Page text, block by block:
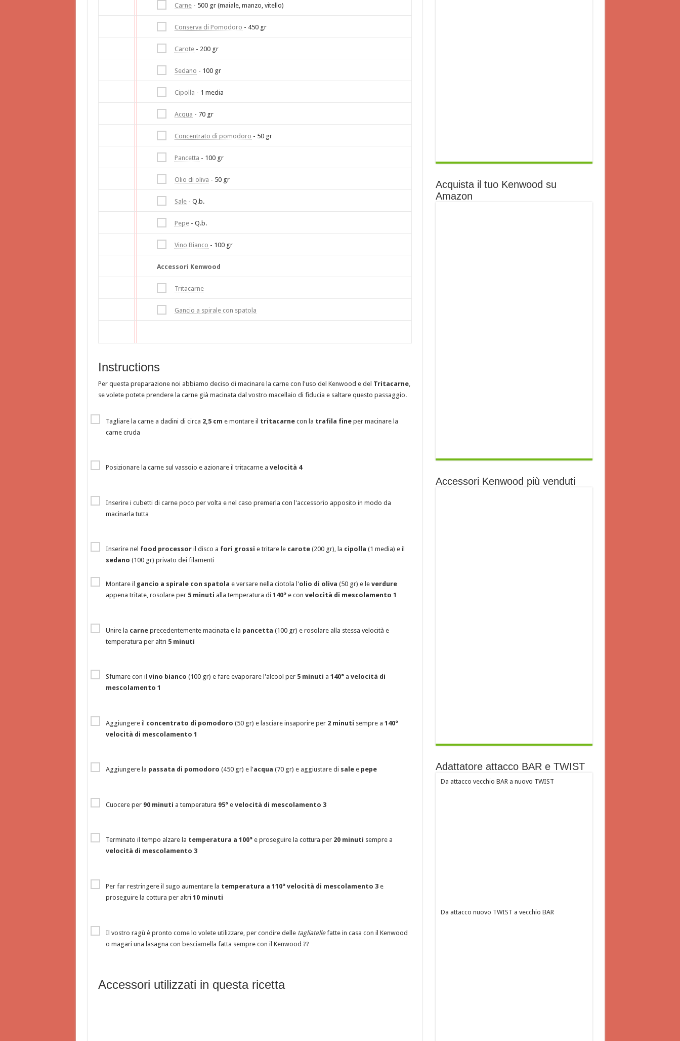
Carne- 500 gr (maiale, manzo, vitello)
Conserva di Pomodoro - 450 gr
Carote- 200 gr
Sedano - 100 gr
Cipolla - 1 media
Acqua - 70 gr
Concentrato di pomodoro - 50 gr
Pancetta - 100 gr
Olio di oliva - 50 gr
Sale- Q.b.
Pepe- Q.b.
Vino Bianco - 100 gr
Accessori Kenwood
Tritacarne
Gancio a spirale con spatola
Instructions
Per questa preparazione noi abbiamo deciso di macinare la carne con l'uso del Kenwood e del Tritacarne,
se volete potete prendere la carne già macinata dal vostro macellaio di fiducia e saltare questo passaggio.
Tagliare la carne a dadini di circa 2,5 cm e montare il tritacarnecon la trafila fineper macinare la
carne cruda
Posizionare la carne sul vassoio e azionare il tritacarne a velocità 4
Inserire i cubetti di carne poco per volta e nel caso premerla con l'accessorio apposito in modo da
macinarla tutta
Inserire nel food processoril disco a fori grossi e tritare le carote(200 gr), la cipolla (1 media) e il
sedano (100 gr) privato dei filamenti
Montare il gancio a spirale con spatola e versare nella ciotola l'olio di oliva (50 gr) e le verdure
appena tritate, rosolare per 5 minuti alla temperatura di 140°e con velocità di mescolamento 1
Unire la carneprecedentemente macinata e la pancetta (100 gr) e rosolare alla stessa velocità e
temperatura per altri 5 minuti
Sfumare con il vino bianco (100 gr) e fare evaporare l'alcool per 5 minuti a 140°a velocità di
mescolamento 1
Aggiungere il concentrato di pomodoro (50 gr) e lasciare insaporire per 2 minuti sempre a 140°
velocità di mescolamento 1
Aggiungere la passata di pomodoro (450 gr) e l'acqua (70 gr) e aggiustare di salee pepe
Cuocere per 90 minuti a temperatura 95°e velocità di mescolamento 3
Terminato il tempo alzare la temperatura a 100°e proseguire la cottura per 20 minuti sempre a
velocità di mescolamento 3
Per far restringere il sugo aumentare la temperatura a 110° velocità di mescolamento 3e
proseguire la cottura per altri 10 minuti
Il vostro ragù è pronto come lo volete utilizzare, per condire delle tagliatellefatte in casa con il Kenwood
o magari una lasagna con besciamella fatta sempre con il Kenwood ??
Accessori utilizzati in questa ricetta
Acquista il tuo Kenwood su
Amazon
Accessori Kenwood più venduti
Adattatore attacco BAR e TWIST
Da attacco vecchio BAR a nuovo TWIST
Da attacco nuovo TWIST a vecchio BAR